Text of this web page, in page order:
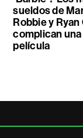
sueldos de
Robbie y
complican
película